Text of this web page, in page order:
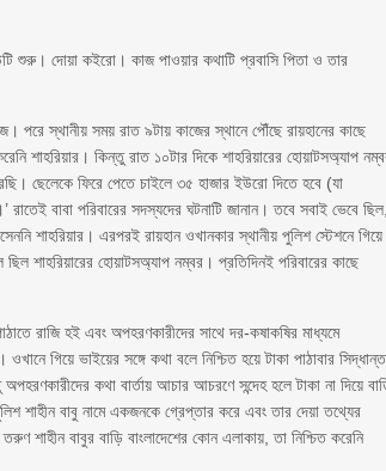
শুরু। দোয়া কইরো। কাজ পাওয়ার কথাটি প্রবাসি পিতা ও তার
পরে স্থানীয় সময় রাত ৯টায় কাজের স্থানে পৌঁছে রায়হানের কাছে
শাহরিয়ার। কিন্তু রাত ১০টার দিকে শাহরিয়ারের হোয়াটসঅ্যাপ
ছেলেকে ফিরে পেতে চাইলে ৩৫ হাজার ইউরো দিতে হবে (যা
বাবা পরিবারের সদস্যদের ঘটনাটি জানান। তবে সবাই ভেবে
শাহরিয়ার। এরপরই রায়হান ওখানকার স্থানীয় পুলিশ স্টেশনে গিয়ে
শাহরিয়ারের হোয়াটসঅ্যাপ নম্বর। প্রতিদিনই পরিবারের কাছে
রাজি হই এবং অপহরণকারীদের সাথে দর-কষাকষির মাধ্যমে
গিয়ে ভাইয়ের সঙ্গে কথা বলে নিশ্চিত হয়ে টাকা পাঠাবার সিদ্ধান্ত
কথা বার্তায় আচার আচরণে সন্দেহ হলে টাকা না দিয়ে
শাহীন বাবু নামে একজনকে গ্রেপ্তার করে এবং তার দেয়া তথ্যের
শাহীন বাবুর বাড়ি বাংলাদেশের কোন এলাকায়, তা নিশ্চিত করেনি